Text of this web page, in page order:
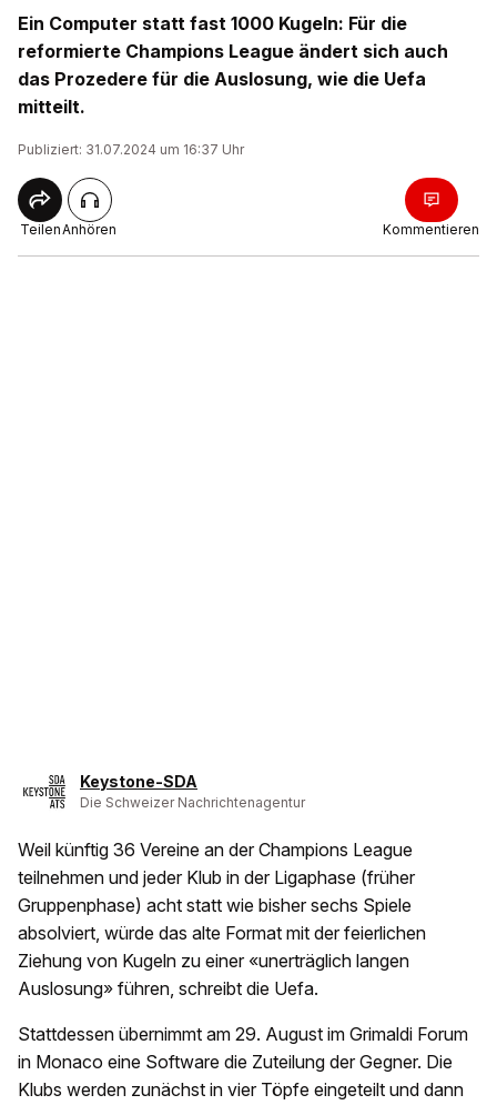
Ein Computer statt fast 1000 Kugeln: Für die
reformierte Champions League ändert sich auch
das Prozedere für die Auslosung, wie die Uefa
mitteilt.
Publiziert: 31.07.2024 um 16:37 Uhr
TeilenAnhören Kommentieren
Keystone-SDA
Die Schweizer Nachrichtenagentur
Weil künftig 36 Vereine an der Champions League
teilnehmen und jeder Klub in der Ligaphase (früher
Gruppenphase) acht statt wie bisher sechs Spiele
absolviert, würde das alte Format mit der feierlichen
Ziehung von Kugeln zu einer «unerträglich langen
Auslosung» führen, schreibt die Uefa.
Stattdessen übernimmt am 29. August im Grimaldi Forum
in Monaco eine Software die Zuteilung der Gegner. Die
Klubs werden zunächst in vier Töpfe eingeteilt und dann